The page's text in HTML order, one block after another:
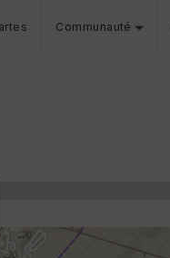
Communauté